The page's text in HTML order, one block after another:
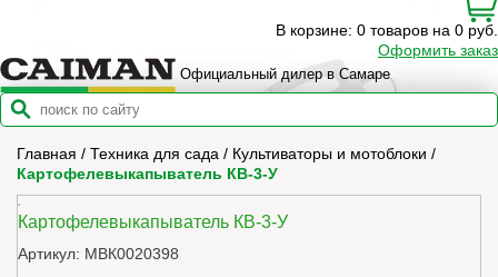
В корзине: 0 товаров на 0 руб.
Оформить заказ
Официальный дилер в Самаре
Главная / Техника для сада / Культиваторы и мотоблоки /
Картофелевыкапыватель КВ-3-У
Картофелевыкапыватель КВ-3-У
Артикул: МВК0020398